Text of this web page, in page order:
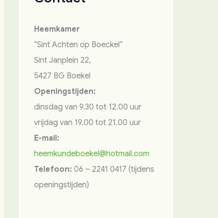
Heemkamer
“Sint Achten op Boeckel”
Sint Janplein 22,
5427 BG Boekel
Openingstijden:
dinsdag van 9.30 tot 12.00 uur
vrijdag van 19.00 tot 21.00 uur
E-mail:
heemkundeboekel@hotmail.com
Telefoon: 06 – 2241 0417 (tijdens
openingstijden)